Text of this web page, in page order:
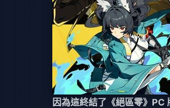
因為這終結了《絕區零》PC